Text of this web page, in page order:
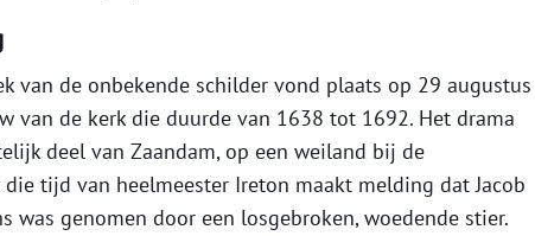
van de onbekende schilder vond plaats op 29 augustus
van de kerk die duurde van 1638 tot 1692. Het drama
deel van Zaandam, op een weiland bij de
tijd van heelmeester Ireton maakt melding dat Jacob
was genomen door een losgebroken, woedende stier.